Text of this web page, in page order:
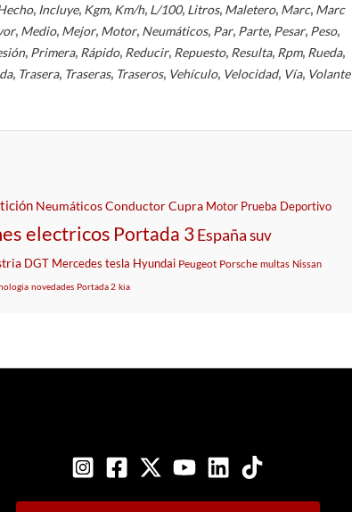
, Incluye, Kgm, Km/h, L/100, Litros, Maletero, Marc, Marc
, Medio, Mejor, Motor, Neumáticos, Par, Parte, Pesar, Peso,
, Primera, Rápido, Reducir, Repuesto, Resulta, Rpm, Rueda,
, Trasera, Traseras, Traseros, Vehículo, Velocidad, Vía, Volante
NeumáticosConductorCupra Motor Prueba Deportivo
electricos Portada 3Españasuv
DGT Mercedes tesla Hyundai Peugeot Porsche multas Nissan
novedades Portada 2 kia